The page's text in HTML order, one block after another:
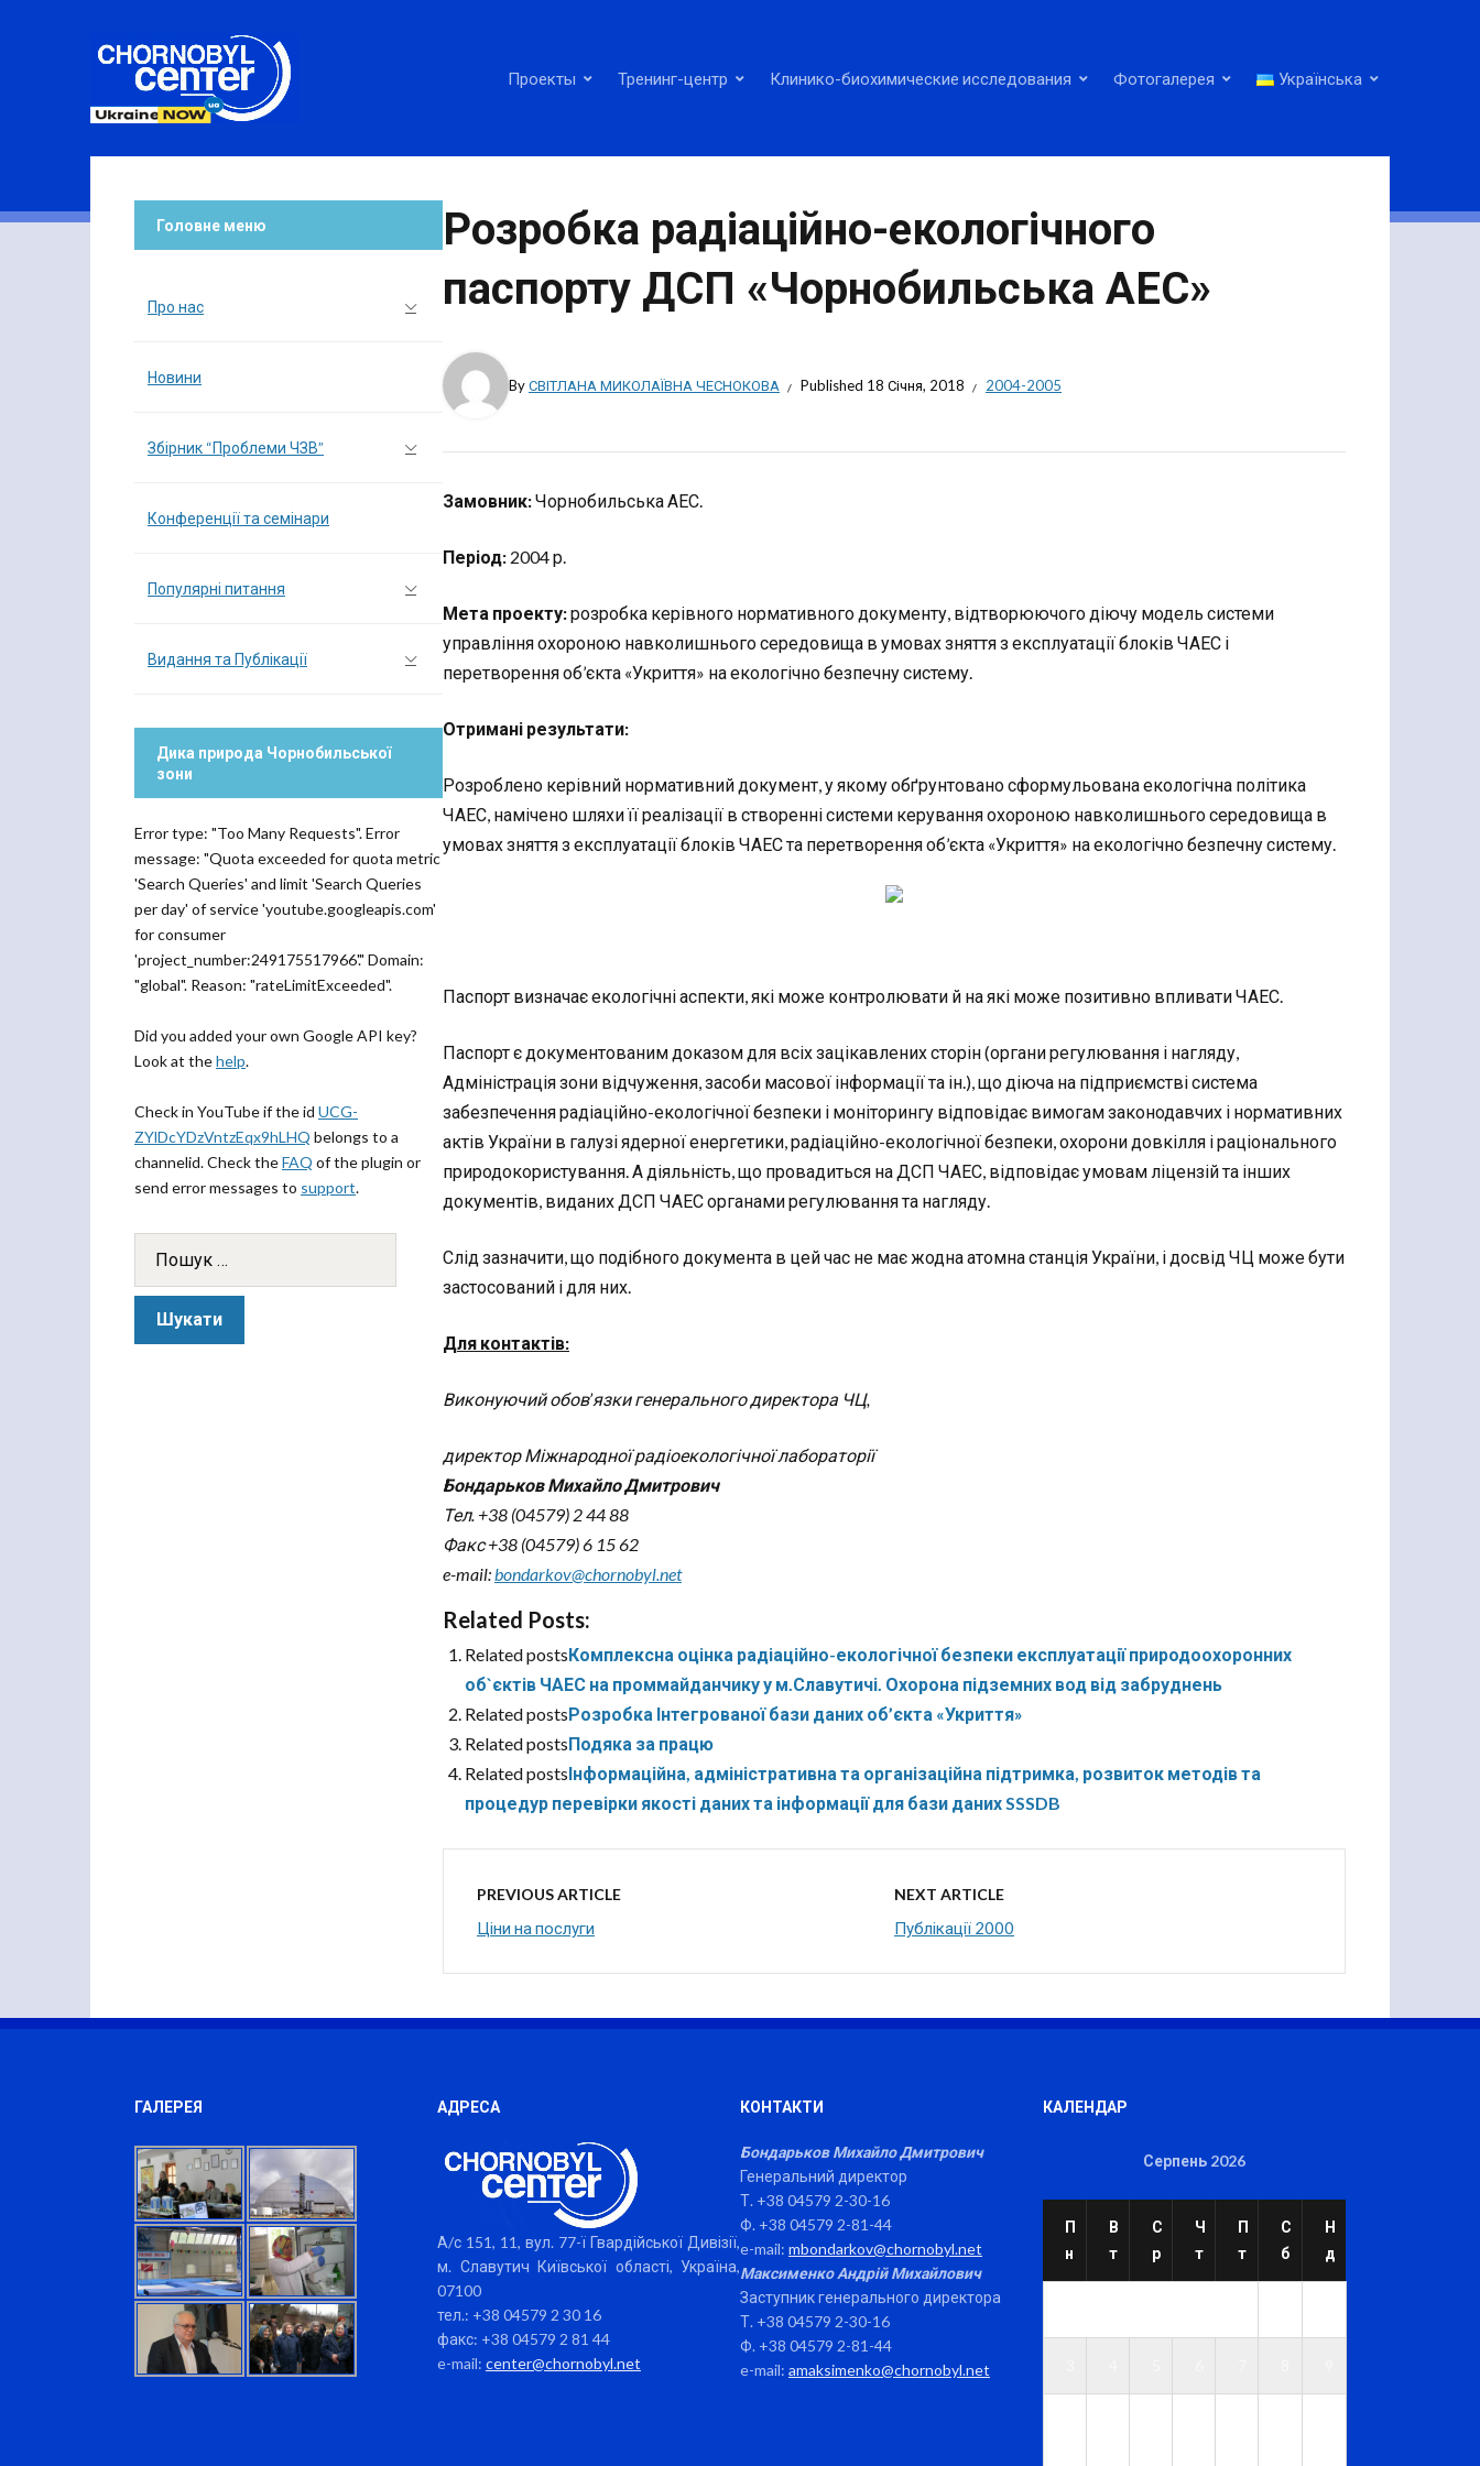
Проекты Тренинг-центр Клинико-биохимические исследования Фотогалерея Українська
Розробка радіаційно-екологічного
паспорту ДСП «Чорнобильська АЕС»
ByСВІТЛАНА МИКОЛАЇВНА ЧЕСНОКОВА Published 18 Січня, 2018 2004-2005
Замовник:Чорнобильська АЕС.
Період: 2004 р.
Мета проекту:розробка керівного нормативного документу, відтворюючого діючу модель системи
управління охороною навколишнього середовища в умовах зняття з експлуатації блоків ЧАЕС і
перетворення об’єкта «Укриття» на екологічно безпечну систему.
Отримані результати:
Розроблено керівний нормативний документ, у якому обґрунтовано сформульована екологічна політика
ЧАЕС, намічено шляхи її реалізації в створенні системи керування охороною навколишнього середовища в
умовах зняття з експлуатації блоків ЧАЕС та перетворення об’єкта «Укриття» на екологічно безпечну систему.
Паспорт визначає екологічні аспекти, які може контролювати й на які може позитивно впливати ЧАЕС.
Паспорт є документованим доказом для всіх зацікавлених сторін (органи регулювання і нагляду,
Адміністрація зони відчуження, засоби масової інформації та ін.), що діюча на підприємстві система
забезпечення радіаційно-екологічної безпеки і моніторингу відповідає вимогам законодавчих і нормативних
актів України в галузі ядерної енергетики, радіаційно-екологічної безпеки, охорони довкілля і раціонального
природокористування. А діяльність, що провадиться на ДСП ЧАЕС, відповідає умовам ліцензій та інших
документів, виданих ДСП ЧАЕС органами регулювання та нагляду.
Слід зазначити, що подібного документа в цей час не має жодна атомна станція України, і досвід ЧЦ може бути
застосований і для них.
Для контактів:
Виконуючий обов’язки генерального директора ЧЦ,
директор Міжнародної радіоекологічної лабораторії
Бондарьков Михайло Дмитрович
Тел. +38 (04579) 2 44 88
Факс +38 (04579) 6 15 62
e-mail:bondarkov@chornobyl.net
Related Posts:
Related postsКомплексна оцінка радіаційно-екологічної безпеки експлуатації природоохоронних
об`єктів ЧАЕС на проммайданчику у м.Славутичі. Охорона підземних вод від забруднень
Related postsРозробка Інтегрованої бази даних об’єкта «Укриття»
Related postsПодяка за працю
Related postsІнформаційна, адміністративна та організаційна підтримка, розвиток методів та
процедур перевірки якості даних та інформації для бази даних SSSDB
PREVIOUS ARTICLE
Ціни на послуги
NEXT ARTICLE
Публікації 2000
Головне меню
Про нас
Новини
Збірник “Проблеми ЧЗВ”
Конференції та семінари
Популярні питання
Видання та Публікації
Дика природа Чорнобильської
зони
Error type: "Too Many Requests". Error
message: "Quota exceeded for quota metric
'Search Queries' and limit 'Search Queries
per day' of service 'youtube.googleapis.com'
for consumer
'project_number:249175517966'." Domain:
"global". Reason: "rateLimitExceeded".
Did you added your own Google API key?
Look at thehelp.
Check in YouTube if the id UCG-
ZYlDcYDzVntzEqx9hLHQ belongs to a
channelid. Check theFAQ of the plugin or
send error messages to support.
ГАЛЕРЕЯ АДРЕСА
А/с 151, 11, вул. 77-ї Гвардійської Дивізії,
м. Славутич Київської області, Україна,
07100
тел.: +38 04579 2 30 16
факс: +38 04579 2 81 44
e-mail: center@chornobyl.net
КОНТАКТИ
Бондарьков Михайло Дмитрович
Генеральний директор
Т. +38 04579 2-30-16
Ф. +38 04579 2-81-44
e-mail: mbondarkov@chornobyl.net
Максименко Андрій Михайлович
Заступник генерального директора
Т. +38 04579 2-30-16
Ф. +38 04579 2-81-44
e-mail: amaksimenko@chornobyl.net
КАЛЕНДАР
Серпень 2026
П
н
В
т
С
р
Ч
т
П
т
С
б
Н
д